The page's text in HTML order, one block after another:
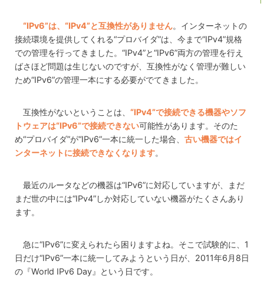
“IPv6”は、“IPv4”と互換性がありません。インターネットの
接続環境を提供してくれる“プロバイダ”は、今まで“IPv4”規格
での管理を行ってきました。“IPv4”と“IPv6”両方の管理を行え
ばさほど問題は生じないのですが、互換性がなく管理が難しい
ため“IPv6”の管理一本にする必要がでてきました。
互換性がないということは、“IPv4”で接続できる機器やソフ
トウェアは“IPv6”で接続できない可能性があります。そのた
め“プロバイダ”が“IPv6”一本に統一した場合、 古い機器ではイ
ンターネットに接続できなくなります。
最近のルータなどの機器は“IPv6”に対応していますが、まだ
まだ世の中には“IPv4”しか対応していない機器がたくさんあり
ます。
急に“IPv6”に変えられたら困りますよね。そこで試験的に、1
日だけ“IPv6”一本に統一してみようという日が、2011年6月8日
の『World IPv6 Day』という日です。